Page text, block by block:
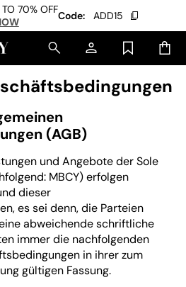
70% OFFCode: ADD15
(AGB)
und Angebote der Sole
MBCY) erfolgen
dieser
es sei denn, die Parteien
abweichende schriftliche
immer die nachfolgenden
in ihrer zum
gültigen Fassung.